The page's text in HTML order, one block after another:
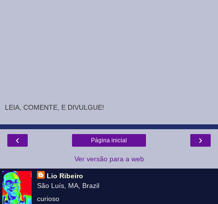
LEIA, COMENTE, E DIVULGUE!
‹ ›
Página inicial
Ver versão para a web
Lio Ribeiro
São Luís, MA, Brazil
curioso